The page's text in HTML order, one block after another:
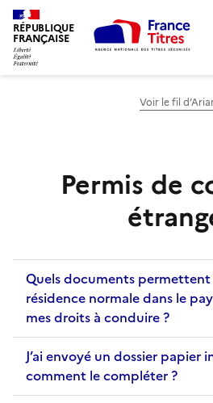
RÉPUBLIQUE
FRANÇAISE
Voir le fil
Permis de
Quels documents
résidence normale dans le
mes droits à conduire ?
J’ai envoyé un dossier papier
comment le compléter ?